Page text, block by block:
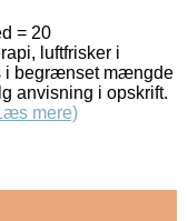
= 20
luftfrisker i
i begrænset mængde
anvisning i opskrift.
mere)